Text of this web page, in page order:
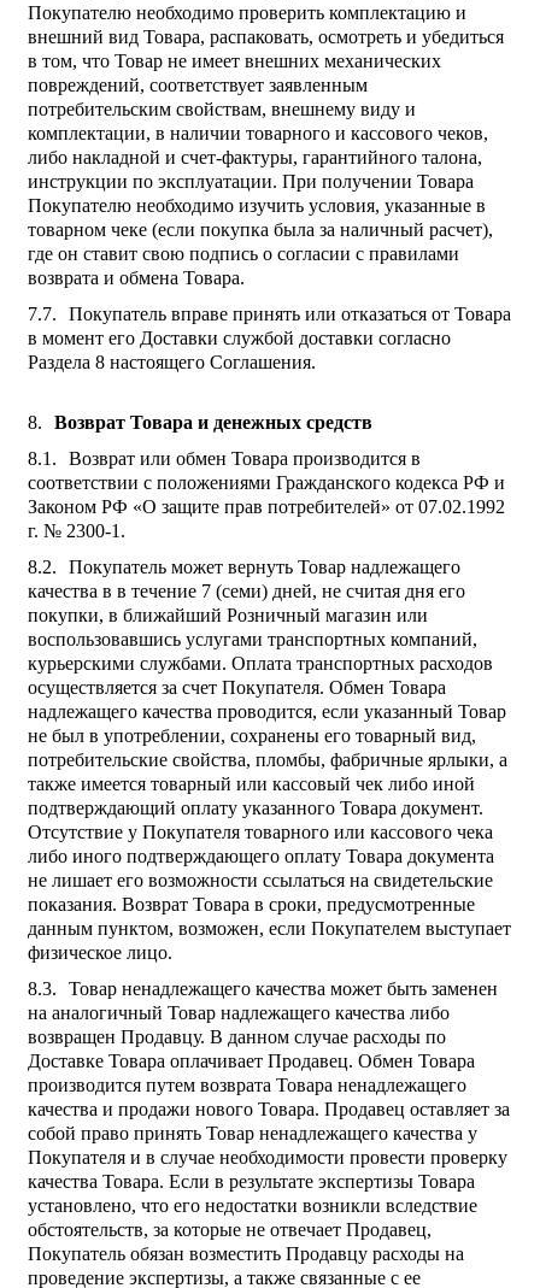
Покупателю необходимо проверить комплектацию и
внешний вид Товара, распаковать, осмотреть и убедиться
в том, что Товар не имеет внешних механических
повреждений, соответствует заявленным
потребительским свойствам, внешнему виду и
комплектации, в наличии товарного и кассового чеков,
либо накладной и счет-фактуры, гарантийного талона,
инструкции по эксплуатации. При получении Товара
Покупателю необходимо изучить условия, указанные в
товарном чеке (если покупка была за наличный расчет),
где он ставит свою подпись о согласии с правилами
возврата и обмена Товара.
Покупатель вправе принять или отказаться от Товара
в момент его Доставки службой доставки согласно
Раздела 8 настоящего Соглашения.
Возврат Товара и денежных средств
Возврат или обмен Товара производится в
соответствии с положениями Гражданского кодекса РФ и
Законом РФ «О защите прав потребителей» от 07.02.1992
г. № 2300-1.
Покупатель может вернуть Товар надлежащего
качества в в течение 7 (семи) дней, не считая дня его
покупки, в ближайший Розничный магазин или
воспользовавшись услугами транспортных компаний,
курьерскими службами. Оплата транспортных расходов
осуществляется за счет Покупателя. Обмен Товара
надлежащего качества проводится, если указанный Товар
не был в употреблении, сохранены его товарный вид,
потребительские свойства, пломбы, фабричные ярлыки, а
также имеется товарный или кассовый чек либо иной
подтверждающий оплату указанного Товара документ.
Отсутствие у Покупателя товарного или кассового чека
либо иного подтверждающего оплату Товара документа
не лишает его возможности ссылаться на свидетельские
показания. Возврат Товара в сроки, предусмотренные
данным пунктом, возможен, если Покупателем выступает
физическое лицо.
Товар ненадлежащего качества может быть заменен
на аналогичный Товар надлежащего качества либо
возвращен Продавцу. В данном случае расходы по
Доставке Товара оплачивает Продавец. Обмен Товара
производится путем возврата Товара ненадлежащего
качества и продажи нового Товара. Продавец оставляет за
собой право принять Товар ненадлежащего качества у
Покупателя и в случае необходимости провести проверку
качества Товара. Если в результате экспертизы Товара
установлено, что его недостатки возникли вследствие
обстоятельств, за которые не отвечает Продавец,
Покупатель обязан возместить Продавцу расходы на
проведение экспертизы, а также связанные с ее